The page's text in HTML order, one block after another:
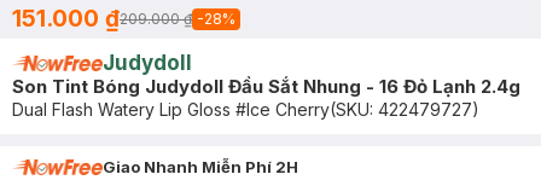
151.000 ₫209.000 ₫ -28%
Judydoll
Son Tint Bóng Judydoll Đầu Sắt Nhung - 16 Đỏ Lạnh 2.4g
Dual Flash Watery Lip Gloss #Ice Cherry(SKU: 422479727)
Giao Nhanh Miễn Phí 2H